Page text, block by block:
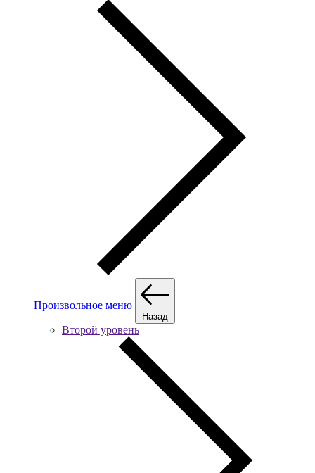
Произвольное меню
Назад
Второй уровень